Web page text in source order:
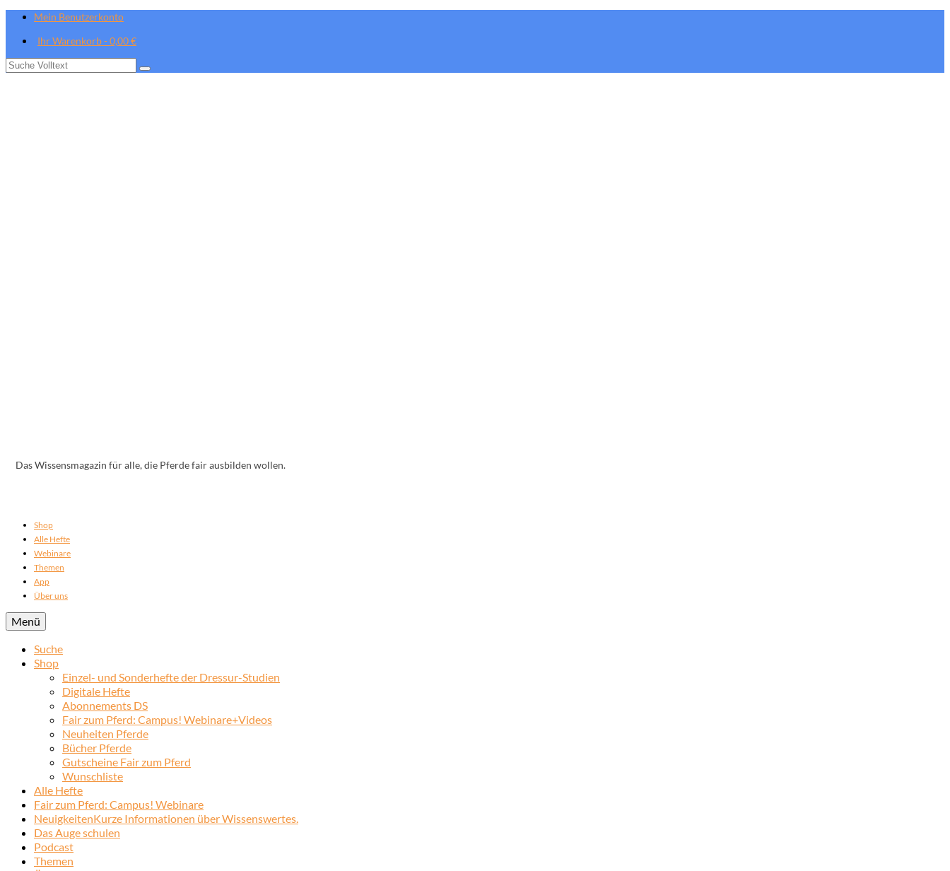
Mein Benutzerkonto
Ihr Warenkorb-0,00€
Suche
Das Wissensmagazin für alle, die Pferde fair ausbilden wollen.
Shop
Alle Hefte
Webinare
Themen
App
Über uns
Menü
Suche
Shop
Einzel- und Sonderhefte der Dressur-Studien
Digitale Hefte
Abonnements DS
Fair zum Pferd: Campus! Webinare+Videos
Neuheiten Pferde
Bücher Pferde
Gutscheine Fair zum Pferd
Wunschliste
Alle Hefte
Fair zum Pferd: Campus! Webinare
NeuigkeitenKurze Informationen über Wissenswertes.
Das Auge schulen
Podcast
Themen